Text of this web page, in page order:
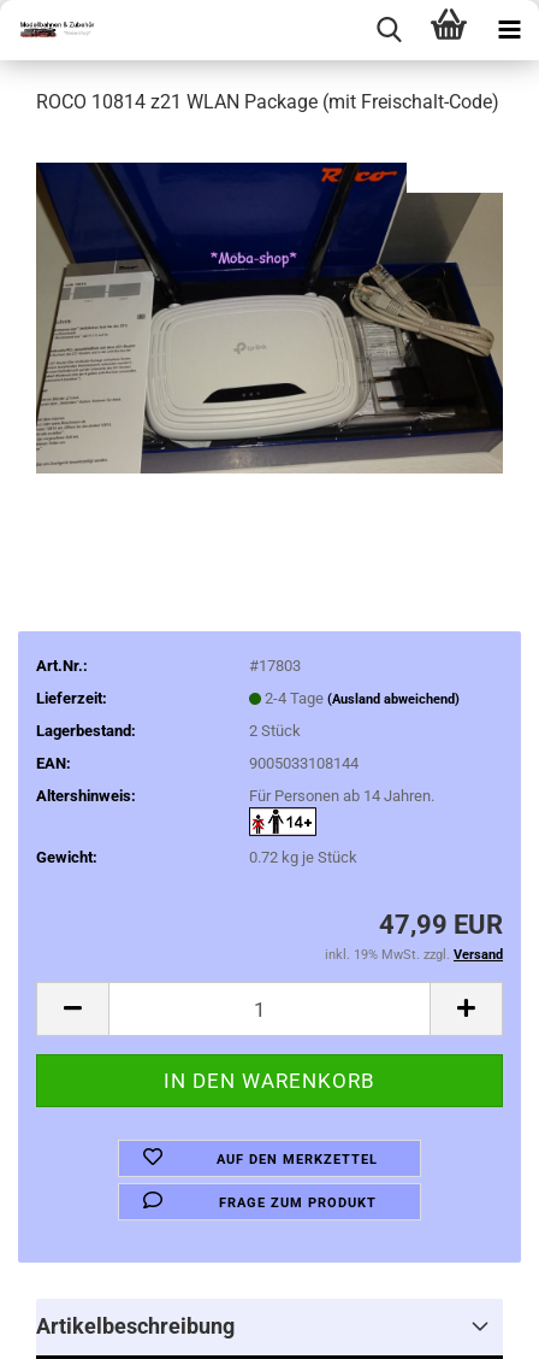
ROCO 10814 z21 WLAN Package (mit Freischalt-Code)
Art.Nr.:
#17803
Lieferzeit:
2-4 Tage (Ausland abweichend)
Lagerbestand: 2 Stück
EAN:
9005033108144
Altershinweis:
Für Personen ab 14 Jahren.
Gewicht: 0.72kg je Stück
47,99 EUR
inkl. 19% MwSt. zzgl. Versand
AUF DEN MERKZETTEL
FRAGE ZUM PRODUKT
Artikelbeschreibung